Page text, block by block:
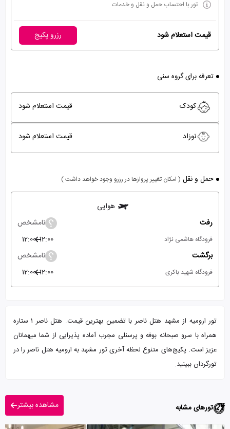
تور با احتساب حمل و نقل و خدمات
قیمت استعلام شود رزرو پکیج
تعرفه برای گروه سنی
کودک قیمت استعلام شود
نوزاد قیمت استعلام شود
حمل و نقل ( امکان تغییر پروازها در رزرو وجود خواهد داشت )
هوایی
رفت
نامشخص
فرودگاه هاشمی نژاد 12:00
12:00
برگشت
نامشخص
فرودگاه شهید باکری 12:00
12:00
تور ارومیه از مشهد هتل ناصر با تضمین بهترین قیمت. هتل ناصر 1 ستاره
همراه با سرو صبحانه بوفه و پرسنلی مجرب آماده پذیرایی از شما میهمانان
عزیز است. پکیج‌های متنوع لحظه آخری تور مشهد به ارومیه هتل ناصر را در
تورگردان ببینید.
تورهای مشابه مشاهده بیشتر